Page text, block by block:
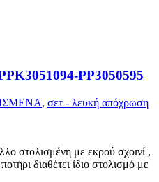
PP3050595
, σετ - λευκή απόχρωση
στολισμένη με εκρού σχοινί ,
διαθέτει ίδιο στολισμό με